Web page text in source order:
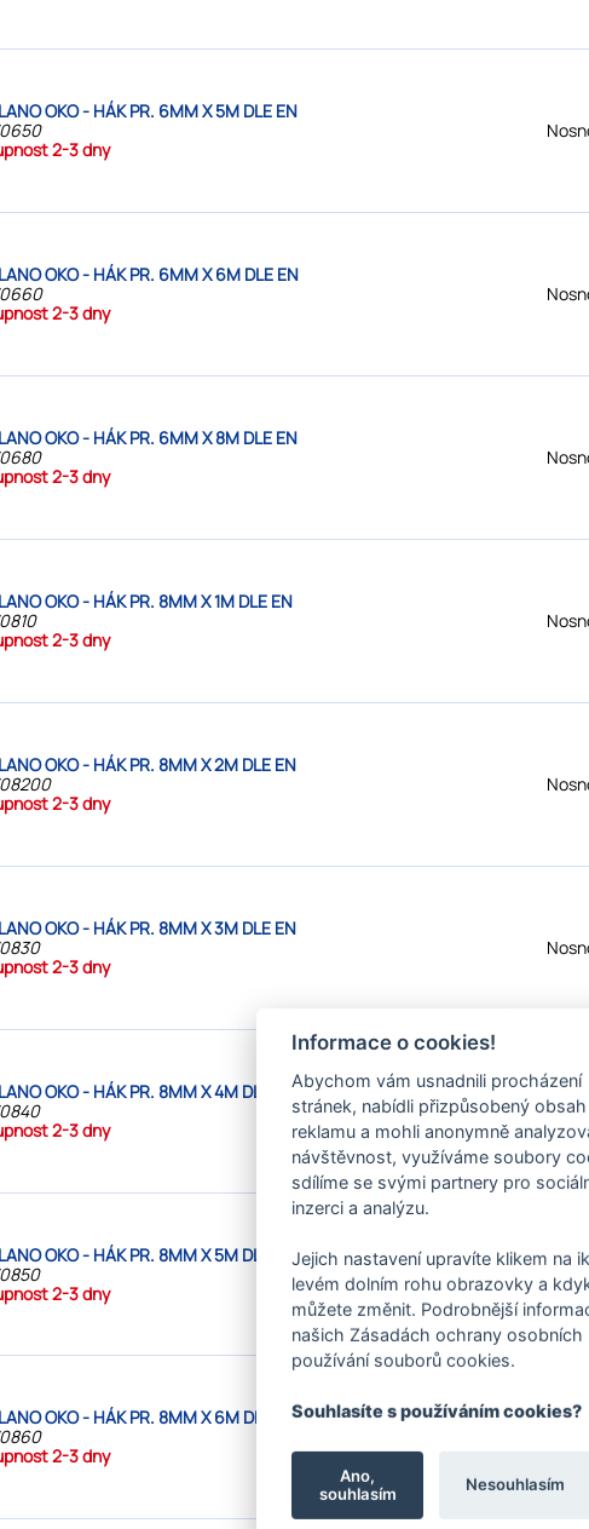
OKO - HÁK PR. 6MM X 5M DLE EN
2-3 dny
OKO - HÁK PR. 6MM X 6M DLE EN
2-3 dny
OKO - HÁK PR. 6MM X 8M DLE EN
2-3 dny
OKO - HÁK PR. 8MM X 1M DLE EN
2-3 dny
OKO - HÁK PR. 8MM X 2M DLE EN
2-3 dny
OKO - HÁK PR. 8MM X 3M DLE EN
2-3 dny
OKO - HÁK PR. 8MM X 4M DLE EN
2-3 dny
OKO - HÁK PR. 8MM X 5M DLE EN
2-3 dny
OKO - HÁK PR. 8MM X 6M DLE EN
2-3 dny
Informace o cookies!
Abychom vám usnadnili procházení
stránek, nabídli přizpůsobený
reklamu a mohli anonymně
návštěvnost, využíváme soubory
sdílíme se svými partnery pro
inzerci a analýzu.
Jejich nastavení upravíte klikem na
levém dolním rohu obrazovky a
můžete změnit. Podrobnější
našich Zásadách ochrany osobních
používání souborů cookies.
Souhlasíte s používáním cookies?
Ano,
souhlasím
Nesouhlasím